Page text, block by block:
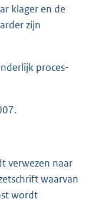
klager en de
zijn
proces-
verwezen naar
waarvan
wordt